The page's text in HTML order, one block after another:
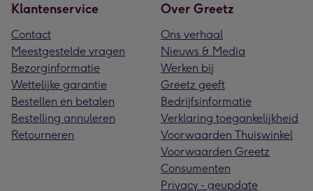
Klantenservice
Contact
Meestgestelde vragen
Bezorginformatie
Wettelijke garantie
Bestellen en betalen
Bestelling annuleren
Retourneren
Over Greetz
Ons verhaal
Nieuws & Media
Werken bij
Greetz geeft
Bedrijfsinformatie
Verklaring toegankelijkheid
Voorwaarden Thuiswinkel
Voorwaarden Greetz
Consumenten
Privacy - geupdate